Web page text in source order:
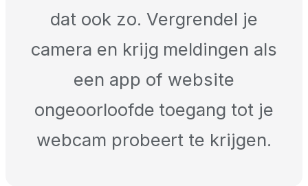
dat ook zo. Vergrendel je
camera en krijg meldingen als
een app of website
ongeoorloofde toegang tot je
webcam probeert te krijgen.